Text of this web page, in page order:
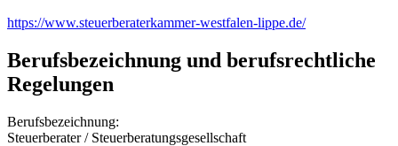
https://www.steuerberaterkammer-westfalen-lippe.de/
Berufsbezeichnung und berufsrechtliche
Regelungen
Berufsbezeichnung:
Steuerberater / Steuerberatungsgesellschaft